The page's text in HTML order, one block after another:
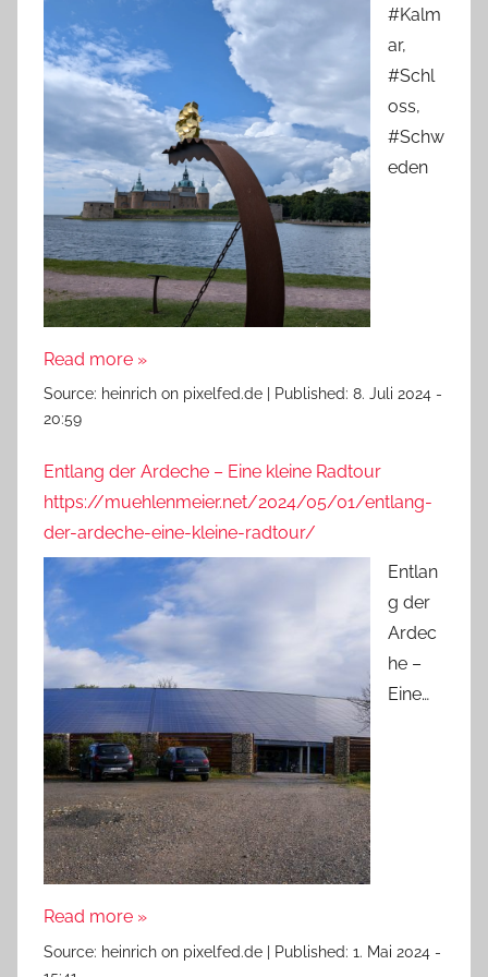
#Kalm
ar,
#Schl
oss,
#Schw
eden
Read more »
Source: heinrich on pixelfed.de Published: 8. Juli 2024 -
20:59
Entlang der Ardeche – Eine kleine Radtour
https://muehlenmeier.net/2024/05/01/entlang-
der-ardeche-eine-kleine-radtour/
Entlan
g der
Ardec
he –
Eine…
Read more »
Source: heinrich on pixelfed.de Published: 1. Mai 2024 -